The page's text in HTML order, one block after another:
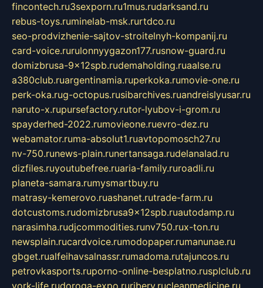
fincontech.ru3sexporn.ru1mus.rudarksand.ru
rebus-toys.ruminelab-msk.rurtdco.ru
seo-prodvizhenie-sajtov-stroitelnyh-kompanij.ru
card-voice.rurulonnyygazon177.rusnow-guard.ru
domizbrusa-9x12spb.rudemaholding.ruaalse.ru
a380club.ruargentinamia.ruperkoka.rumovie-one.ru
perk-oka.rug-octopus.rusibarchives.ruandreislyusar.ru
naruto-x.rupursefactory.rutor-lyubov-i-grom.ru
spayderhed-2022.rumovieone.ruevro-dez.ru
webamator.ruma-absolut1.ruavtopomosch27.ru
nv-750.runews-plain.runertansaga.rudelanalad.ru
dizfiles.ruyoutubefree.ruaria-family.ruroadli.ru
planeta-samara.rumysmartbuy.ru
matrasy-kemerovo.ruashanet.rutrade-farm.ru
dotcustoms.rudomizbrusa9x12spb.ruautodamp.ru
narasimha.rudjcommodities.runv750.rux-ton.ru
newsplain.rucardvoice.rumodopaper.rumanunae.ru
gbget.rualfeihavsalnassr.rumadoma.rutajuncos.ru
petrovkasports.ruporno-online-besplatno.rusplclub.ru